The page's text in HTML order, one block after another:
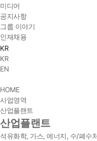
미디어
공지사항
그룹 이야기
인재채용
KR
KR
EN
HOME
사업영역
산업플랜트
산업플랜트
석유화학, 가스, 에너지, 수/폐수